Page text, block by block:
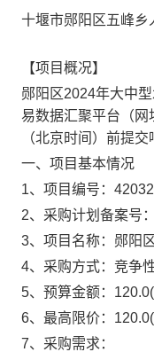
十堰市郧阳区五峰
【项目概况】
郧阳区2024年大中
易数据汇聚平台（网
（北京时间）前提交
一、项目基本情况
1、项目编号：
2、采购计划备案号：
3、项目名称： 郧阳
4、采购方式： 竞争
5、预算金额： 120.0
6、最高限价： 120.0
7、采购需求：